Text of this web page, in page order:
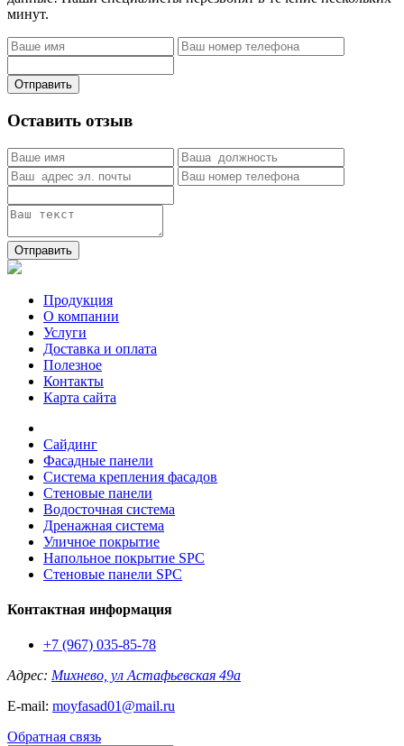
минут.
Отправить
Оставить отзыв
Отправить
Продукция
О компании
Услуги
Доставка и оплата
Полезное
Контакты
Карта сайта
Сайдинг
Фасадные панели
Система крепления фасадов
Стеновые панели
Водосточная система
Дренажная система
Уличное покрытие
Напольное покрытие SPC
Стеновые панели SPC
Контактная информация
+7 (967) 035-85-78
Адрес: Михнево, ул Астафьевская 49а
E-mail: moyfasad01@mail.ru
Обратная связь